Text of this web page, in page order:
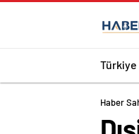
Türkiye
Haber